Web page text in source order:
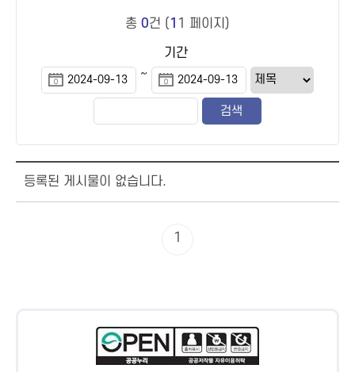
총 0건 ( 1 1 페이지)
기간
~
등록된 게시물이 없습니다.
1